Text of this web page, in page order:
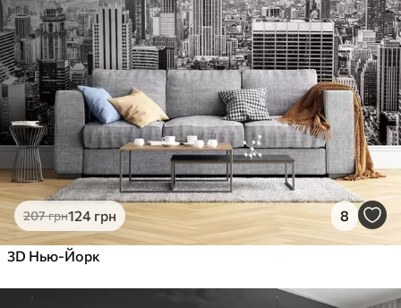
207грн124 грн 8
3D Нью-Йорк